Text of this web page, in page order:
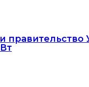
правительство